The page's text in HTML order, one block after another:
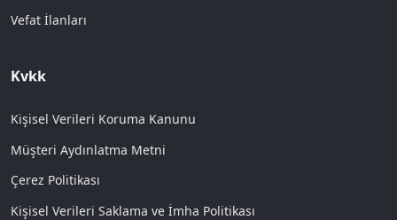
Vefat İlanları
Kvkk
Kişisel Verileri Koruma Kanunu
Müşteri Aydınlatma Metni
Çerez Politikası
Kişisel Verileri Saklama ve İmha Politikası